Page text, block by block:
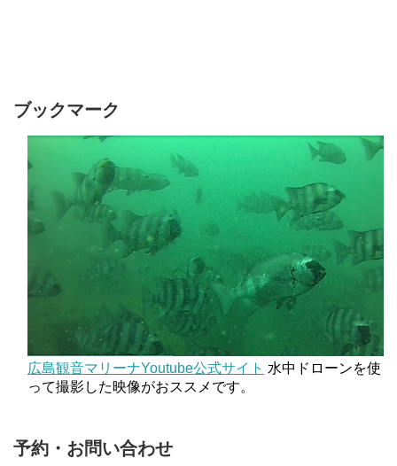
ブックマーク
広島観音マリーナYoutube公式サイト 水中ドローンを使
って撮影した映像がおススメです。
予約・お問い合わせ